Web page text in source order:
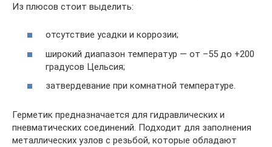
Из плюсов стоит выделить:
отсутствие усадки и коррозии;
широкий диапазон температур — от –55 до +200
градусов Цельсия;
затвердевание при комнатной температуре.
Герметик предназначается для гидравлических и
пневматических соединений. Подходит для заполнения
металлических узлов с резьбой, которые обладают